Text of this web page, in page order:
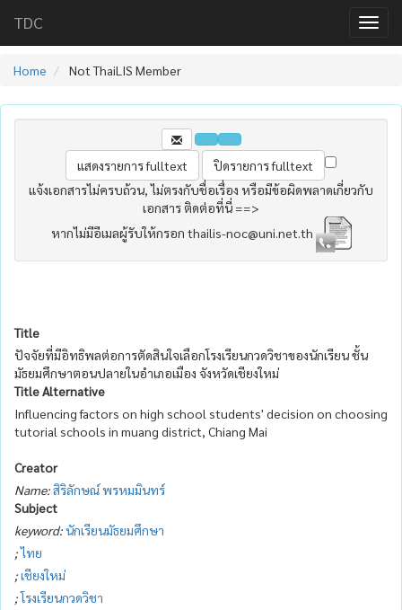
TDC
Home Not ThaiLIS Member
แจ้งเอกสารไม่ครบถ้วน, ไม่ตรงกับชื่อเรื่อง หรือมีข้อผิดพลาดเกี่ยวกับ
เอกสาร ติดต่อที่นี่ ==>
หากไม่มีอีเมลผู้รับให้กรอก thailis-noc@uni.net.th
Title
ปัจจัยที่มีอิทธิพลต่อการตัดสินใจเลือกโรงเรียนกวดวิชาของนักเรียน ชั้น
มัธยมศึกษาตอนปลายในอำเภอเมือง จังหวัดเชียงใหม่
Title Alternative
Influencing factors on high school students' decision on choosing
tutorial schools in muang district, Chiang Mai
Creator
Name:สิริลักษณ์ พรหมมินทร์
Subject
keyword:นักเรียนมัธยมศึกษา
;ไทย
;เชียงใหม่
;โรงเรียนกวดวิชา